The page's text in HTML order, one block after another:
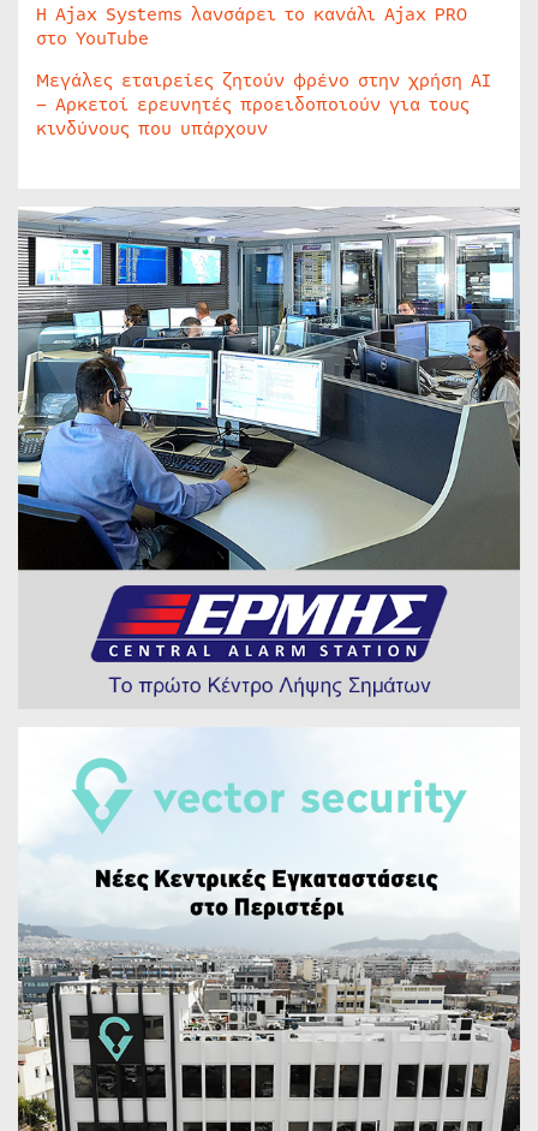
Η Ajax Systems λανσάρει το κανάλι Ajax PRO
στο YouTube
Μεγάλες εταιρείες ζητούν φρένο στην χρήση AI
– Αρκετοί ερευνητές προειδοποιούν για τους
κινδύνους που υπάρχουν